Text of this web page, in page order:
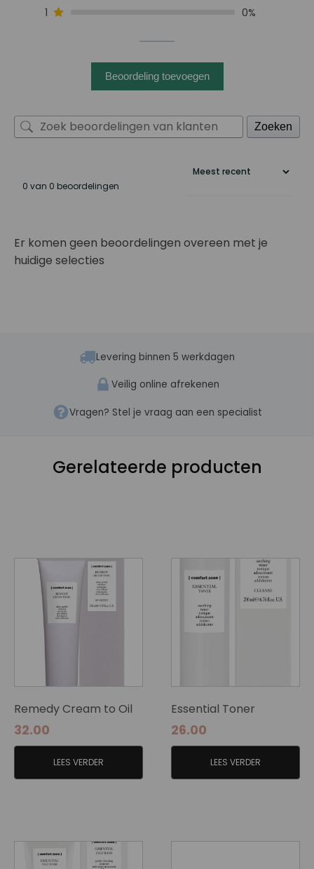
1 0%
Beoordeling toevoegen
Zoeken
0 van 0 beoordelingen
Er komen geen beoordelingen overeen met je
huidige selecties
Levering binnen 5 werkdagen
Veilig online afrekenen
Vragen? Stel je vraag aan een specialist
Gerelateerde producten
Remedy Cream to Oil
32.00
LEES VERDER
Essential Toner
26.00
LEES VERDER